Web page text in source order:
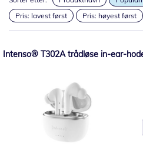
Pris: lavest først
Pris: høyest først
Intenso® T302A trådløse in-ear-